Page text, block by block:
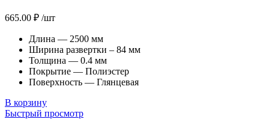
665.00 ₽ /шт
Длина — 2500 мм
Ширина развертки – 84 мм
Толщина — 0.4 мм
Покрытие — Полиэстер
Поверхность — Глянцевая
В корзину
Быстрый просмотр